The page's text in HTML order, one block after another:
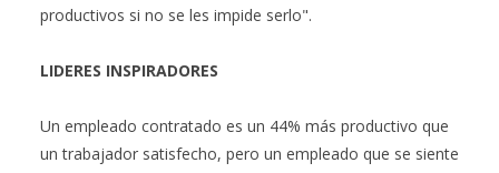
productivos si no se les impide serlo".
LIDERES INSPIRADORES
Un empleado contratado es un 44% más productivo que
un trabajador satisfecho, pero un empleado que se siente